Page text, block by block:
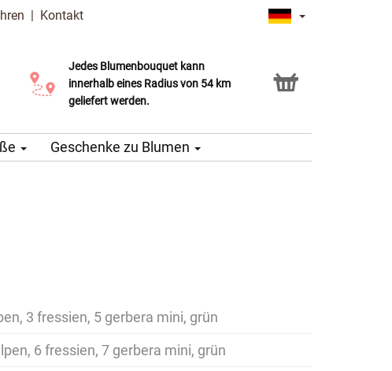
| Kontakt
Jedes Blumenbouquet kann
innerhalb eines Radius von 54 km
geliefert werden.
Click & Collect Service
Geschenke zu Blumen
3 fressien, 5 gerbera mini, grün
6 fressien, 7 gerbera mini, grün